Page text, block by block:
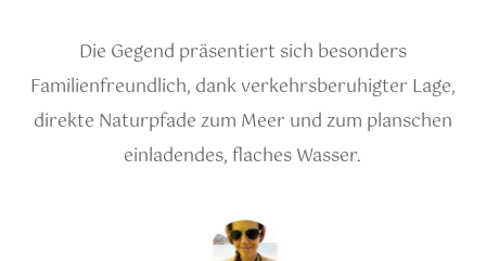
Die Gegend präsentiert sich besonders
Familienfreundlich, dank verkehrsberuhigter Lage,
direkte Naturpfade zum Meer und zum planschen
einladendes, flaches Wasser.